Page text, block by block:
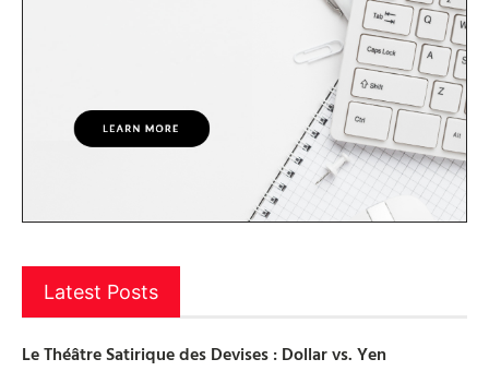
Latest Posts
Le Théâtre Satirique des Devises : Dollar vs. Yen